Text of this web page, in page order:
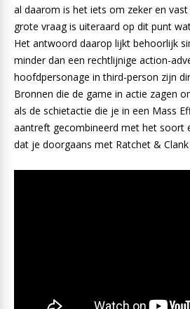
al daarom is het iets om zeker en
grote vraag is uiteraard op dit punt
Het antwoord daarop lijkt behoorlijk
minder dan een rechtlijnige action-
hoofdpersonage in third-person zijn
Bronnen die de game in actie zagen
als de schietactie die je in een Mass
aantreft gecombineerd met het soort
dat je doorgaans met Ratchet &